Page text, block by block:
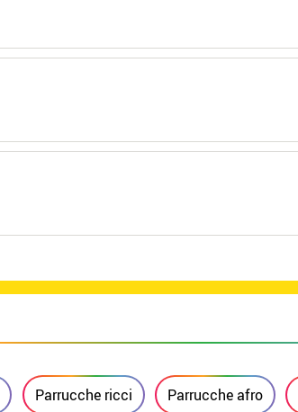
Parrucche ricci Parrucche afro